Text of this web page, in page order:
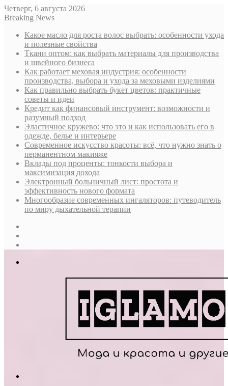
Четверг, 6 августа 2026
Breaking News
Какое масло для роста волос выбрать: особенности ухода
и полезные свойства
Ткани оптом: как выбрать материалы для производства
и швейного бизнеса
Как работает меховая индустрия: особенности
производства, выбора и ухода за меховыми изделиями
Как правильно выбрать букет цветов: практичные
советы и идеи
Кредит как финансовый инструмент: возможности и
разумный подход
Эластичное кружево: что это и как использовать его в
одежде, белье и интерьере
Современное искусство красоты: всё, что нужно знать о
перманентном макияже
Вклады под проценты: тонкости выбора и
максимизация дохода
Электронный больничный лист: простота и
эффективность нового формата
Многообразие современных ингаляторов: путеводитель
по миру дыхательной терапии